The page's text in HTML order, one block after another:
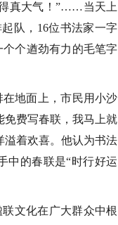
得真大气！”……当天上
队，16位书法家一字
个遒劲有力的毛笔字
地面上，市民用小沙
免费写春联，我马上就
溢着欢喜。他认为书法
中的春联是“时行好运
文化在广大群众中根